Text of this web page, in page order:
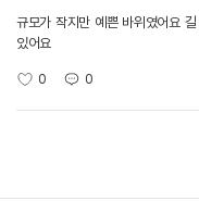
규모가 작지만 예쁜 바위였어요
있어요
0 0